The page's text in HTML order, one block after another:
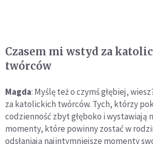
Czasem mi wstyd za
twórców
Magda: Myślę też o czymś głębiej,
za katolickich twórców. Tych, którzy
codzienność zbyt głęboko i wystawiają
momenty, które powinny zostać w
odsłaniają najintymniejsze momenty